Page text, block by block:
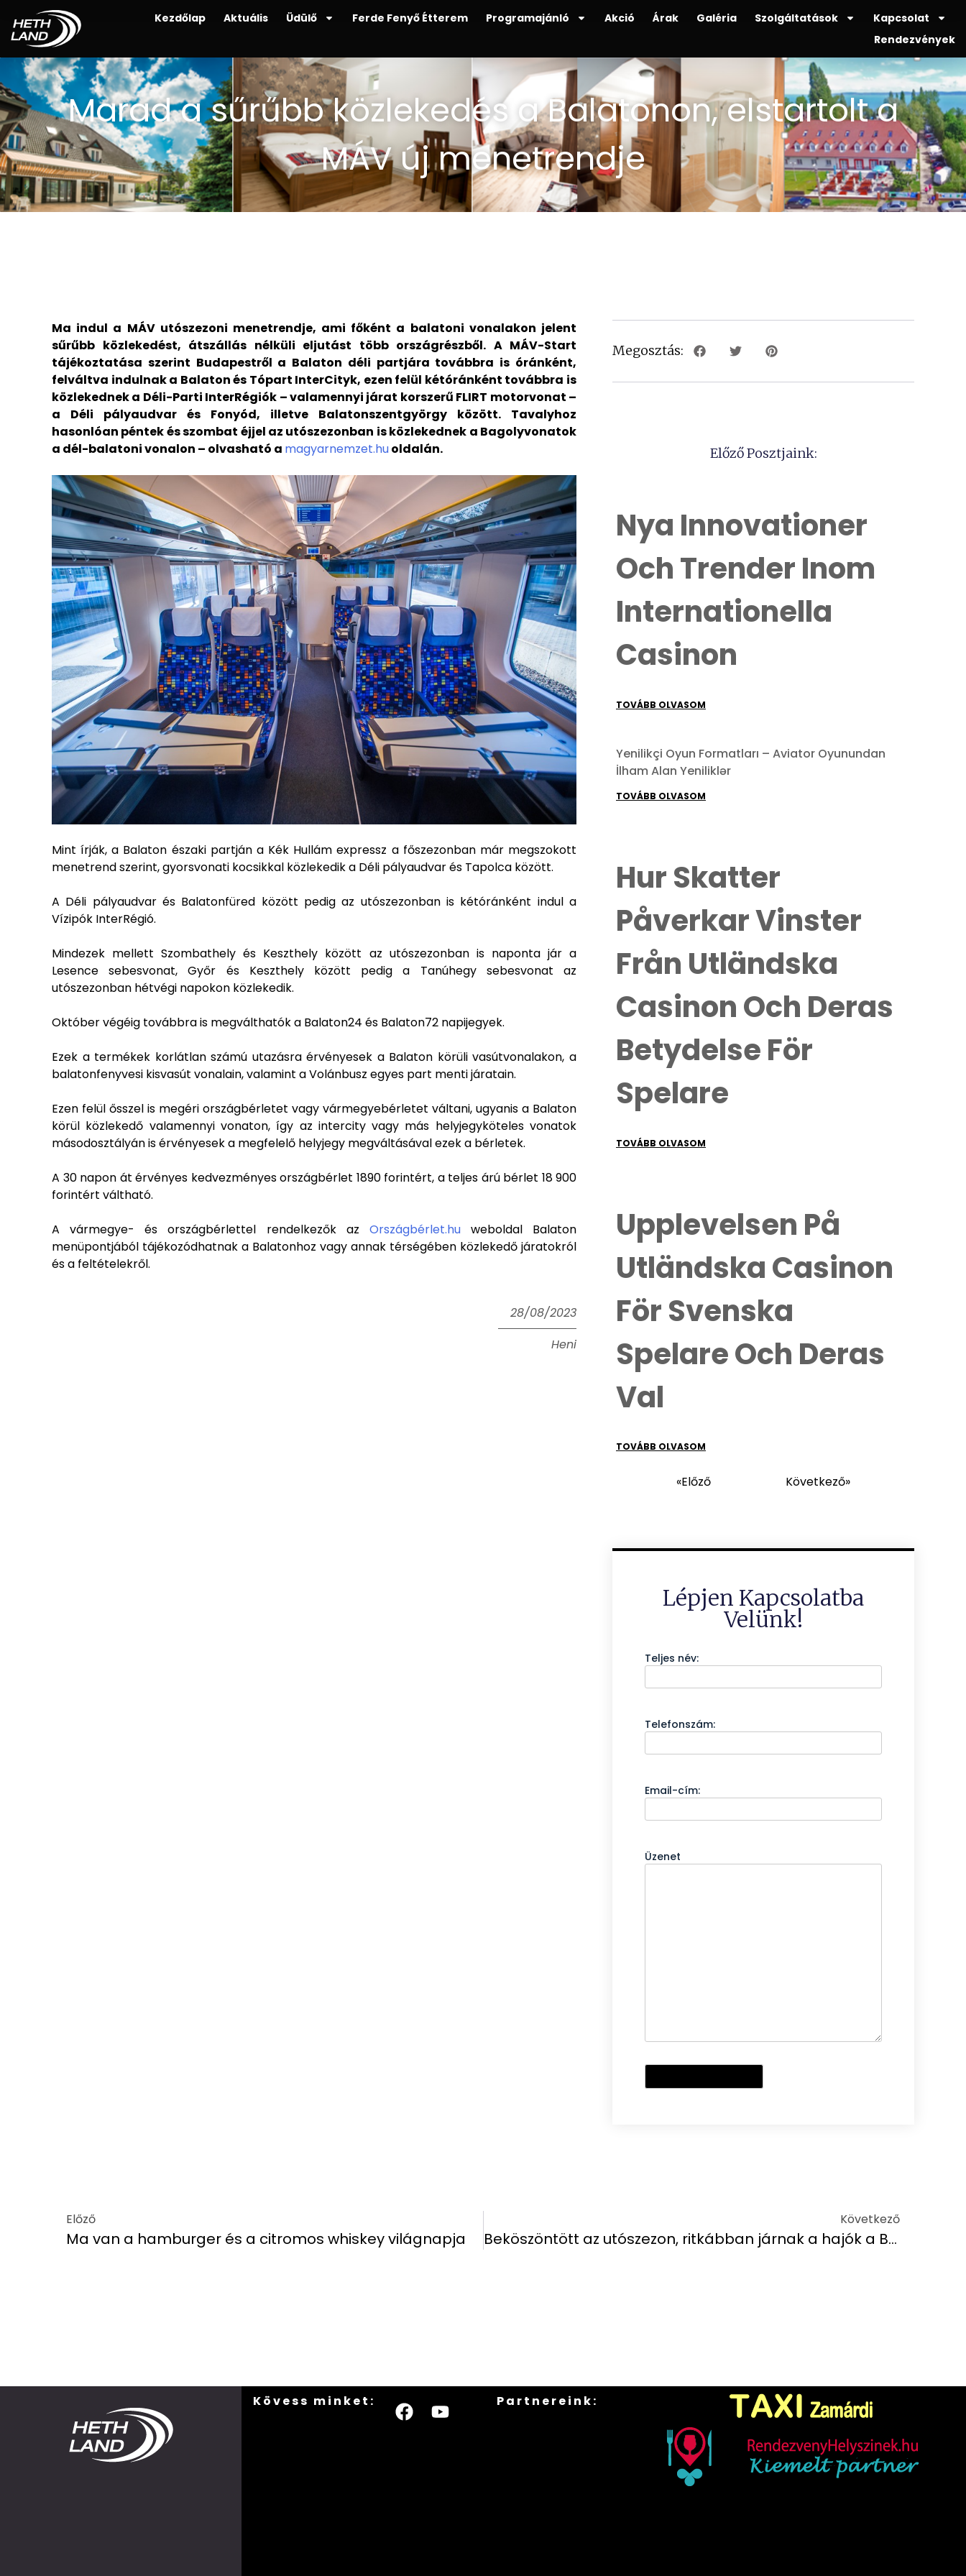
Kezdőlap Aktuális Üdülő Ferde Fenyő Étterem Programajánló Akció Árak Galéria Szolgáltatások
Kapcsolat
Rendezvények
Marad a sűrűbb közlekedés a Balatonon, elstartolt a
MÁV új menetrendje
Ma indul a MÁV utószezoni menetrendje, ami főként a balatoni vonalakon jelent
sűrűbb közlekedést, átszállás nélküli eljutást több országrészből. A MÁV-Start
tájékoztatása szerint Budapestről a Balaton déli partjára továbbra is óránként,
felváltva indulnak a Balaton és Tópart InterCityk, ezen felül kétóránként továbbra is
közlekednek a Déli-Parti InterRégiók – valamennyi járat korszerű FLIRT motorvonat –
a Déli pályaudvar és Fonyód, illetve Balatonszentgyörgy között. Tavalyhoz
hasonlóan péntek és szombat éjjel az utószezonban is közlekednek a Bagolyvonatok
a dél-balatoni vonalon – olvasható a magyarnemzet.huoldalán.
Mint írják, a Balaton északi partján a Kék Hullám expressz a főszezonban már megszokott
menetrend szerint, gyorsvonati kocsikkal közlekedik a Déli pályaudvar és Tapolca között.
A Déli pályaudvar és Balatonfüred között pedig az utószezonban is kétóránként indul a
Vízipók InterRégió.
Mindezek mellett Szombathely és Keszthely között az utószezonban is naponta jár a
Lesence sebesvonat, Győr és Keszthely között pedig a Tanúhegy sebesvonat az
utószezonban hétvégi napokon közlekedik.
Október végéig továbbra is megválthatók a Balaton24 és Balaton72 napijegyek.
Ezek a termékek korlátlan számú utazásra érvényesek a Balaton körüli vasútvonalakon, a
balatonfenyvesi kisvasút vonalain, valamint a Volánbusz egyes part menti járatain.
Ezen felül ősszel is megéri országbérletet vagy vármegyebérletet váltani, ugyanis a Balaton
körül közlekedő valamennyi vonaton, így az intercity vagy más helyjegyköteles vonatok
másodosztályán is érvényesek a megfelelő helyjegy megváltásával ezek a bérletek.
A 30 napon át érvényes kedvezményes országbérlet 1890 forintért, a teljes árú bérlet 18 900
forintért váltható.
A vármegye- és országbérlettel rendelkezők az Országbérlet.huweboldal Balaton
menüpontjából tájékozódhatnak a Balatonhoz vagy annak térségében közlekedő járatokról
és a feltételekről.
28/08/2023
Heni
Megosztás:
Előző Posztjaink:
Nya Innovationer
Och Trender Inom
Internationella
Casinon
TOVÁBB OLVASOM
Yenilikçi Oyun Formatları – Aviator Oyunundan
İlham Alan Yeniliklər
TOVÁBB OLVASOM
Hur Skatter
Påverkar Vinster
Från Utländska
Casinon Och Deras
Betydelse För
Spelare
TOVÁBB OLVASOM
Upplevelsen På
Utländska Casinon
För Svenska
Spelare Och Deras
Val
TOVÁBB OLVASOM
«Előző Következő»
Lépjen Kapcsolatba
Velünk!
Teljes név:
Telefonszám:
Email-cím:
Üzenet
Előző
Ma van a hamburger és a citromos whiskey világnapja
Következő
Beköszöntött az utószezon, ritkábban járnak a hajók a Balatonnál
Kövess minket: Partnereink: